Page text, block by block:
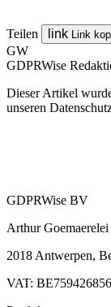
Teilen link Link
GW
GDPRWise
Dieser Artikel
unseren
GDPRWise BV
Arthur Goemaerelei
2018 Antwerpen,
VAT: BE759426856